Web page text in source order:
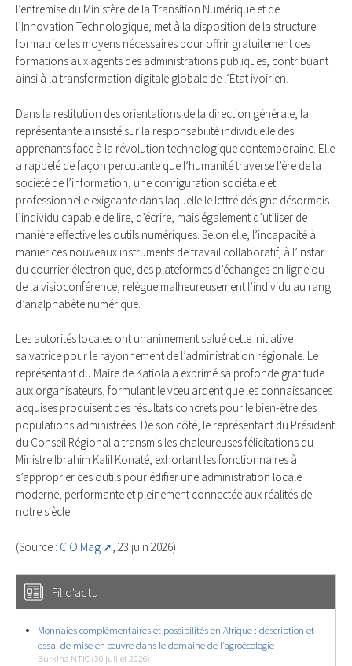
l’entremise du Ministère de la Transition Numérique et de
l’Innovation Technologique, met à la disposition de la structure
formatrice les moyens nécessaires pour offrir gratuitement ces
formations aux agents des administrations publiques, contribuant
ainsi à la transformation digitale globale de l’État ivoirien.
Dans la restitution des orientations de la direction générale, la
représentante a insisté sur la responsabilité individuelle des
apprenants face à la révolution technologique contemporaine. Elle
a rappelé de façon percutante que l’humanité traverse l’ère de la
société de l’information, une configuration sociétale et
professionnelle exigeante dans laquelle le lettré désigne désormais
l’individu capable de lire, d’écrire, mais également d’utiliser de
manière effective les outils numériques. Selon elle, l’incapacité à
manier ces nouveaux instruments de travail collaboratif, à l’instar
du courrier électronique, des plateformes d’échanges en ligne ou
de la visioconférence, relègue malheureusement l’individu au rang
d’analphabète numérique.
Les autorités locales ont unanimement salué cette initiative
salvatrice pour le rayonnement de l’administration régionale. Le
représentant du Maire de Katiola a exprimé sa profonde gratitude
aux organisateurs, formulant le vœu ardent que les connaissances
acquises produisent des résultats concrets pour le bien-être des
populations administrées. De son côté, le représentant du Président
du Conseil Régional a transmis les chaleureuses félicitations du
Ministre Ibrahim Kalil Konaté, exhortant les fonctionnaires à
s’approprier ces outils pour édifier une administration locale
moderne, performante et pleinement connectée aux réalités de
notre siècle.
(Source : CIO Mag , 23 juin 2026)
Fil d'actu
Monnaies complémentaires et possibilités en Afrique : description et
essai de mise en œuvre dans le domaine de l’agroécologie
Burkina NTIC (30 juillet 2026)